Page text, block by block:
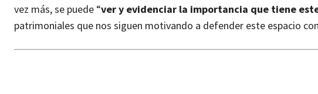
vez más, se puede “ver y evidenciar la importancia que tiene
patrimoniales que nos siguen motivando a defender este espacio